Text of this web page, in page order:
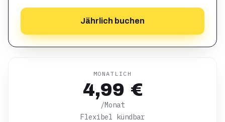
Jährlich buchen
MONATLICH
4,99 €
/Monat
Flexibel kündbar